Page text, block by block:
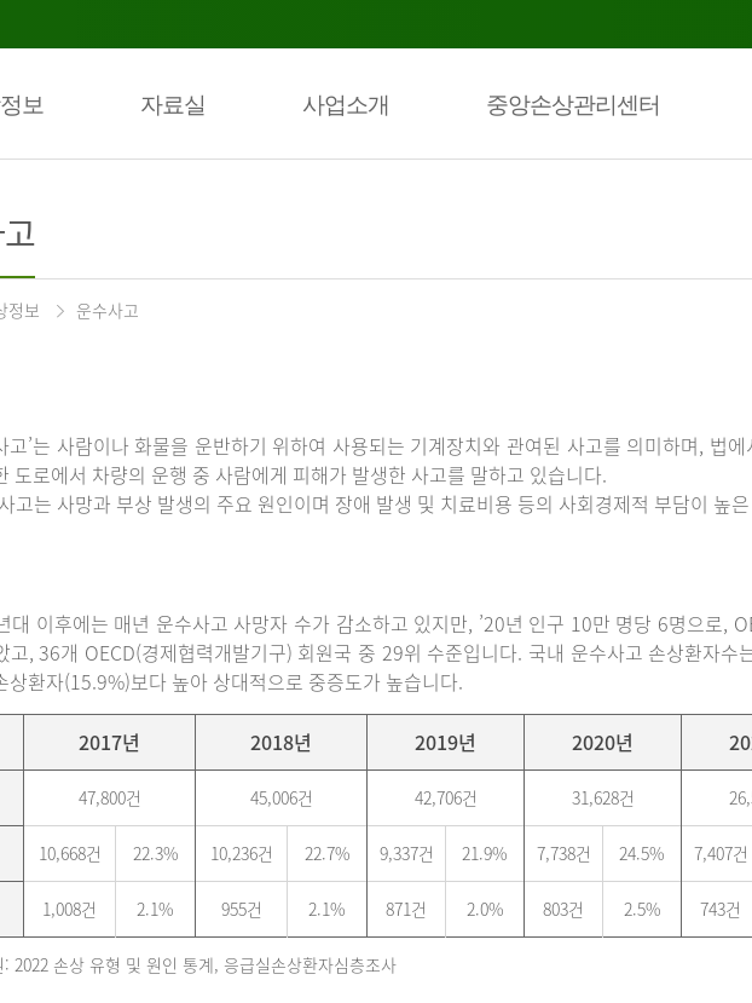
보 자료실 사업소개 중앙손상관리센터
정보 운수사고
고’는 사람이나 화물을 운반하기 위하여 사용되는 기계장치와 관여된 사고를 의미하며, 법
도로에서 차량의 운행 중 사람에게 피해가 발생한 사고를 말하고 있습니다.
고는 사망과 부상 발생의 주요 원인이며 장애 발생 및 치료비용 등의 사회경제적 부담이 높
대 이후에는 매년 운수사고 사망자 수가 감소하고 있지만, ’20년 인구 10만 명당 6명으로,
고, 36개 OECD(경제협력개발기구) 회원국 중 29위 수준입니다. 국내 운수사고 손상환자수
상환자(15.9%)보다 높아 상대적으로 중증도가 높습니다.
2017년 2018년 2019년 2020년
47,800건 45,006건 42,706건 31,628건
10,668건 22.3% 10,236건 22.7% 9,337건 21.9% 7,738건 24.5% 7,407건
1,008건 2.1% 955건 2.1% 871건 2.0% 803건 2.5% 743건
2022 손상 유형 및 원인 통계, 응급실손상환자심층조사